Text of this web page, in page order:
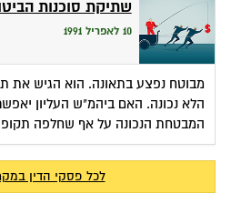
שתיקת סוכנות
10 לאפריל 1991
מבוטח נפצע בתאונה. הוא הגיש את
הלא נכונה. האם ביהמ"ש העליון
המבטחת הנכונה על אף שחלפה
לכל פסקי הדין